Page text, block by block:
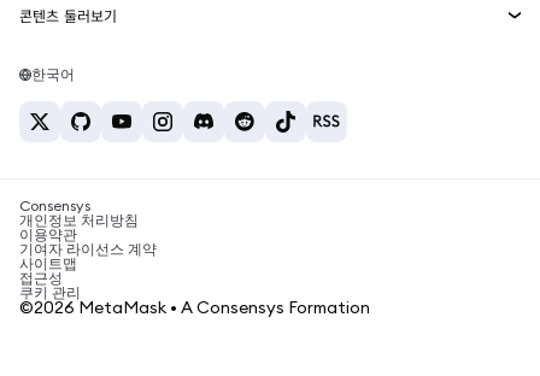
웹3 서비스
고객 지원
채용
테더 가격
USDT를 INR로 환전
BTC를 INR로 환전
ETH를 USDT로 환전
ETH 매수
USDT 매수
SHIB 매수
BNB 매수
콘텐츠 둘러보기
솔라나 지갑
암호화폐 세금 뉴스
암호화폐 매수 방법
비트코인 매도 방법
한국어
Consensys
개인정보 처리방침
이용약관
기여자 라이선스 계약
사이트맵
접근성
쿠키 관리
©2026 MetaMask • A Consensys Formation